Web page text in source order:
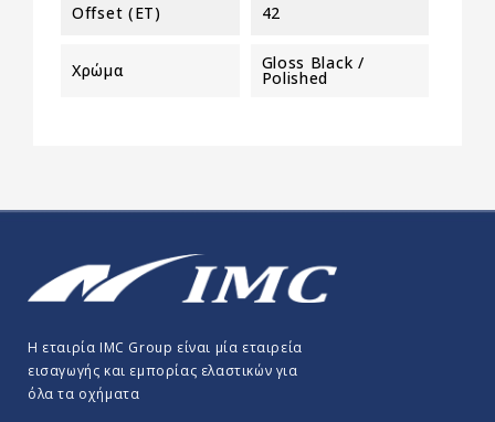
Offset (ET) 42
Χρώμα Gloss Black /
Polished
Η εταιρία IMC Group είναι μία εταιρεία
εισαγωγής και εμπορίας ελαστικών για
όλα τα οχήματα